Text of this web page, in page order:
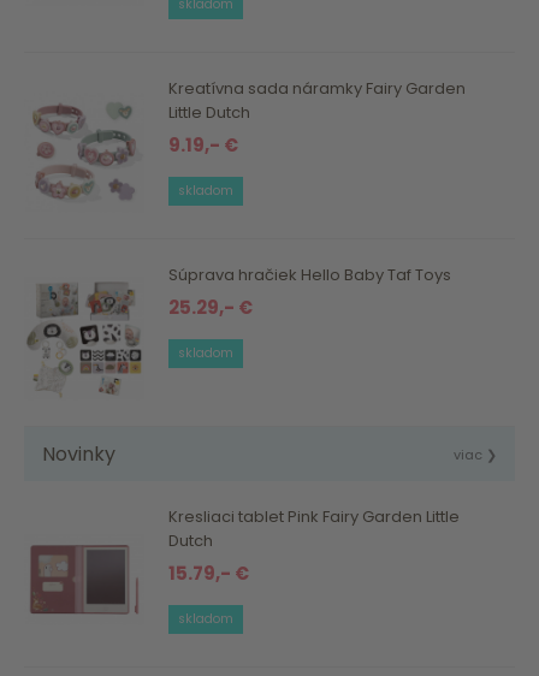
skladom
Kreatívna sada náramky Fairy Garden
Little Dutch
9.19,- €
skladom
Súprava hračiek Hello Baby Taf Toys
25.29,- €
skladom
Novinky viac ❯
Kresliaci tablet Pink Fairy Garden Little
Dutch
15.79,- €
skladom